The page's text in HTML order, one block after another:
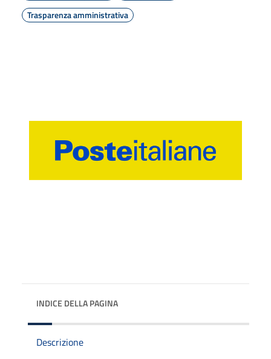
Trasparenza amministrativa
INDICE DELLA PAGINA
Descrizione